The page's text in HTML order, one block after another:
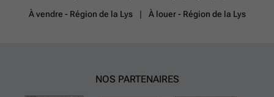
À vendre - Région de la Lys
À louer - Région de la Lys
NOS PARTENAIRES